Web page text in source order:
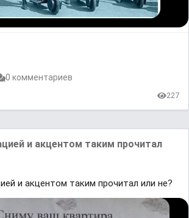
0 комментариев
227
и акцентом таким прочитал
и акцентом таким прочитал или не?